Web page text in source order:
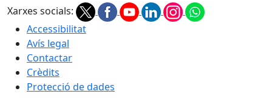
Xarxes socials:
Accessibilitat
Avís legal
Contactar
Crèdits
Protecció de dades